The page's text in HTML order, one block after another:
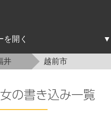
井 越前市
の書き込み一覧